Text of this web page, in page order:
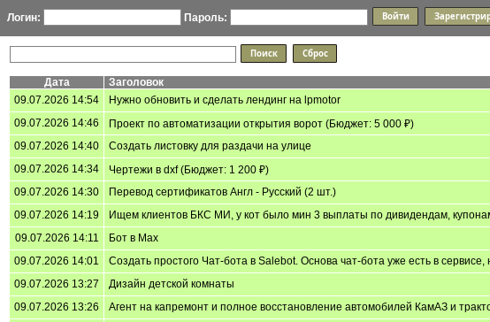
Логин: Пароль:
Дата
Заголовок
09.07.2026 14:54
Нужно обновить и сделать лендинг на lpmotor
09.07.2026 14:46
Проект по автоматизации открытия ворот (Бюджет: 5 000 ₽)
09.07.2026 14:40
Создать листовку для раздачи на улице
09.07.2026 14:34
Чертежи в dxf (Бюджет: 1 200 ₽)
09.07.2026 14:30
Перевод сертификатов Англ - Русский (2 шт.)
09.07.2026 14:19
Ищем клиентов БКС МИ, у кот было мин 3 выплаты по дивидендам,
09.07.2026 14:11
Бот в Max
09.07.2026 14:01
Создать простого Чат-бота в Salebot. Основа чат-бота уже есть в сервисе,
09.07.2026 13:27
Дизайн детской комнаты
09.07.2026 13:26
Агент на капремонт и полное восстановление автомобилей КамАЗ и